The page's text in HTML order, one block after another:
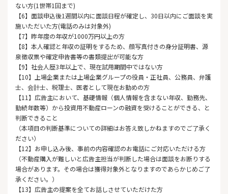
ない方(1世帯1回まで)
【6】面談申込後1週間以内に面談日程が確定し、30日以内にご面談を実
施いただいた方(電話のみは対象外)
【7】昨年度の年収が1000万円以上の方
【8】本人確認と年収の証明をするため、顔写真付きの身分証明書、源
泉徴収票や確定申告書等の書類提出が可能な方
【9】社会人歴3年以上で、現在試用期間中ではない方
【10】上場企業または上場企業グループの役員・正社員、公務員、弁護
士、会計士、税理士、医者として現在お勤めの方
【11】広告主において、基礎情報（個人情報を含まない年収、勤務先、
勤続年数等）から投資用不動産ローンの融資を受けることができる、と
判断できること
（本項目の判断基準についての詳細はお答え致しかねますのでご了承く
ださい）
【12】お申し込み後、事前の内容確認のお電話にご対応いただける方
（不動産購入が難しいと広告主担当が判断した場合は面談をお断りする
場合があります。その場合は獲得対象外となりますのであらかじめご了
承ください。）
【13】広告主の提案を全てお話しさせていただけた方